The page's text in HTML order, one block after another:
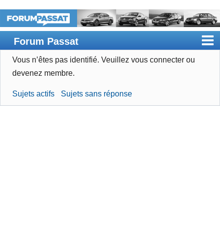
Forum Passat
Accueil
Devenir membre
Vous n’êtes pas identifié. Veuillez vous connecter ou
devenez membre.
Sujets actifs Sujets sans réponse